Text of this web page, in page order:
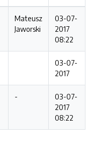
Mateusz
Jaworski
03-07-
2017
08:22
03-07-
2017
-
03-07-
2017
08:22